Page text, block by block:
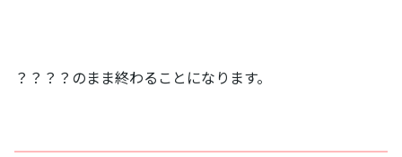
？？？？のまま終わることになります。